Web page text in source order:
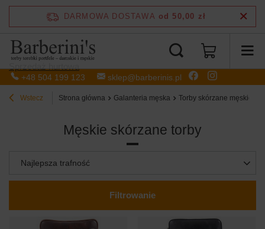
+48 504 199 123 sklep@barberinis.pl
DARMOWA DOSTAWA od 50,00 zł
Wstecz Strona główna Galanteria męska Torby skórzane męskie
Męskie skórzane torby
Zmień sortowanie
Najlepsza trafność
Filtrowanie